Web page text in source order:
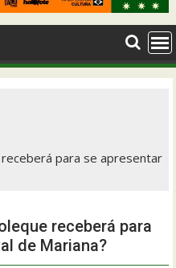
para se apresentar
receberá para
de Mariana?